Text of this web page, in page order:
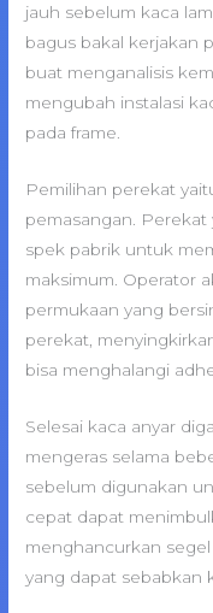
jauh sebelum kaca
bagus bakal kerjakan
buat menganalisis
mengubah instalasi
pada frame.
Pemilihan perekat
pemasangan.
spek pabrik untuk
maksimum. Operator
permukaan yang
perekat,
bisa menghalangi
Selesai kaca anyar
mengeras selama
sebelum digunakan
cepat dapat
menghancurkan
yang dapat sebabkan